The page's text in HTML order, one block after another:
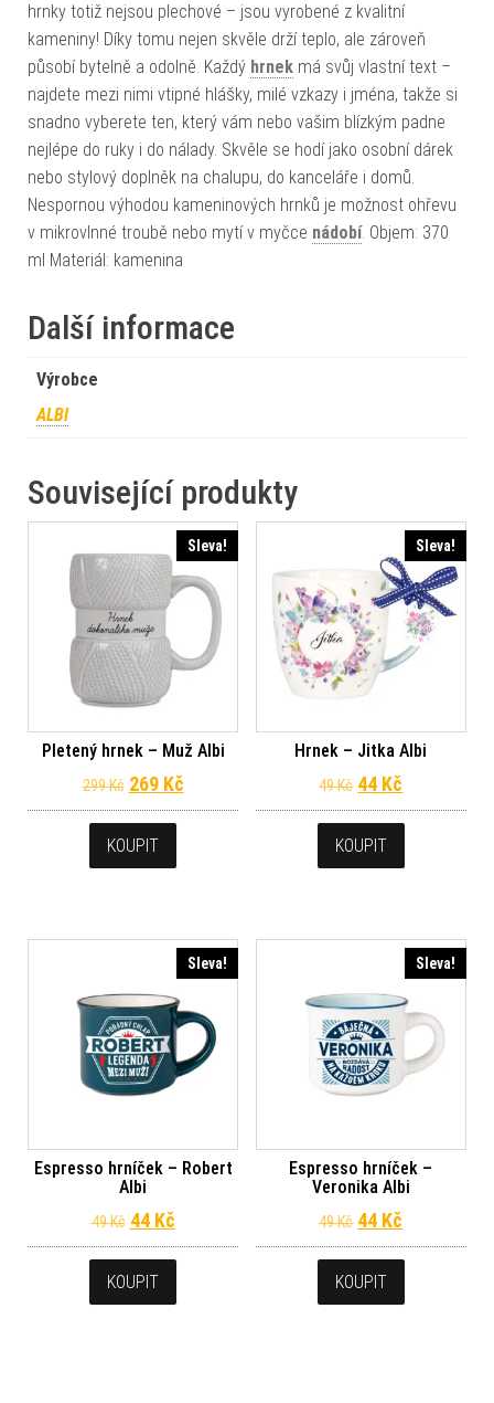
hrnky totiž nejsou plechové – jsou vyrobené z kvalitní
kameniny! Díky tomu nejen skvěle drží teplo, ale zároveň
působí bytelně a odolně. Každý hrnek má svůj vlastní text –
najdete mezi nimi vtipné hlášky, milé vzkazy i jména, takže si
snadno vyberete ten, který vám nebo vašim blízkým padne
nejlépe do ruky i do nálady. Skvěle se hodí jako osobní dárek
nebo stylový doplněk na chalupu, do kanceláře i domů.
Nespornou výhodou kameninových hrnků je možnost ohřevu
v mikrovlnné troubě nebo mytí v myčce nádobí. Objem: 370
ml Materiál: kamenina
Další informace
Výrobce
ALBI
Související produkty
Sleva!
Pletený hrnek – Muž Albi
299Kč Původní cena byla: 299 Kč.
269 KčAktuální cena je: 269 Kč.
KOUPIT
Sleva!
Hrnek – Jitka Albi
49Kč Původní cena
44 Kč
KOUPIT
Sleva!
Espresso hrníček – Robert
Albi
49Kč Původní cena byla: 49 Kč.
44 KčAktuální cena je: 44 Kč.
KOUPIT
Sleva!
Espresso hrníček –
Veronika Albi
49Kč Původní cena
44 Kč
KOUPIT